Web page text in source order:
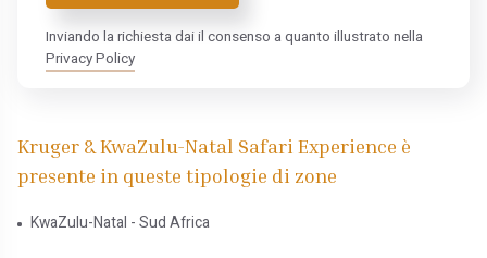
Inviando la richiesta dai il consenso a quanto illustrato nella
Privacy Policy
Kruger & KwaZulu-Natal Safari Experience è
presente in queste tipologie di zone
KwaZulu-Natal - Sud Africa